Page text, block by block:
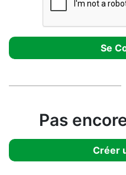
Pas
Créer